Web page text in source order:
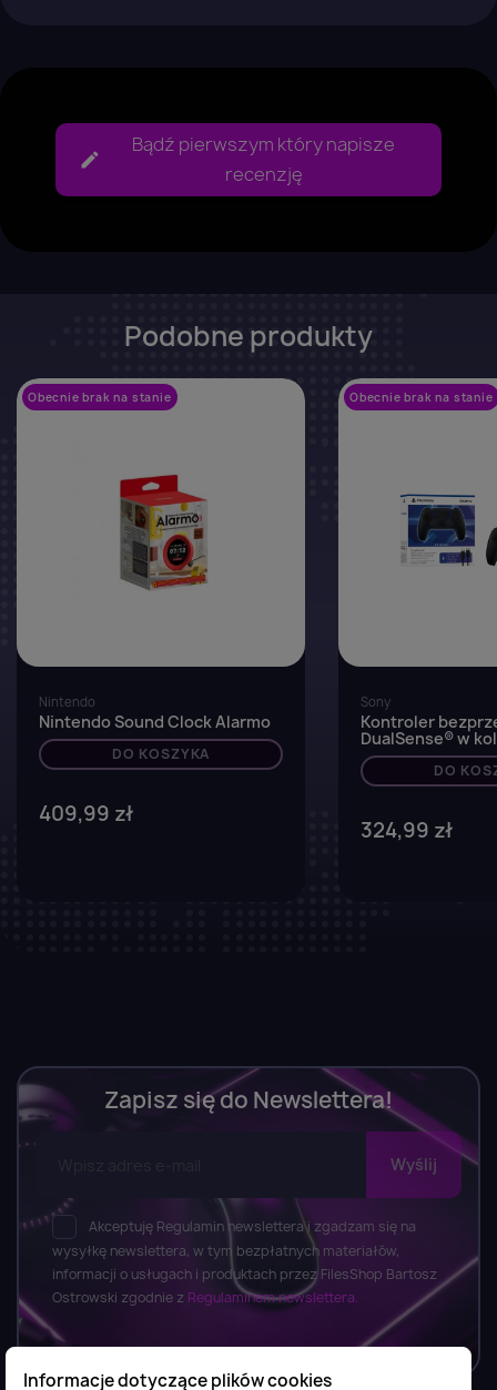
Bądź pierwszym który napisze
recenzję
Podobne produkty
Obecnie brak na stanie
Nintendo
Nintendo Sound Clock Alarmo
DO KOSZYKA
409,99 zł
Obecnie brak na stanie
Sony
Kontroler
DualSense® w
Czerń w
przewodem USB
PC
DO
324,99 zł
Zapisz się do Newslettera!
Akceptuję Regulamin newslettera i zgadzam się na
wysyłkę newslettera, w tym bezpłatnych materiałów,
informacji o usługach i produktach przez FilesShop Bartosz
Ostrowski zgodnie z Regulaminem newslettera.
Informacje dotyczące plików cookies